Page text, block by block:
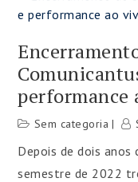
performance
Sem categoria
Depois de dois
semestre de 2022